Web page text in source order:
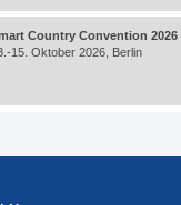
Country Convention 2026
15. Oktober 2026, Berlin